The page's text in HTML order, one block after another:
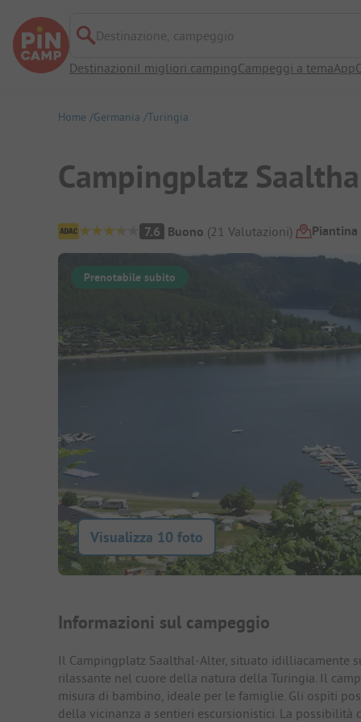
Destinazione, campeggio
DestinazioniI migliori campingCampeggi a temaApp
Home Germania Turingia
Campingplatz
Panoramica del campeggio
7.6 Buono (21 Valutazioni)
Prenotabile subito
Visualizza 10 foto
Presentazione del
Informazioni sul campeggio
Il Campingplatz Saalthal-Alter, situato idilliacamente
rilassante nel cuore della natura della Turingia. Il
misura di bambino, ideale per le famiglie. Gli ospiti
della vicinanza a sentieri escursionistici. La